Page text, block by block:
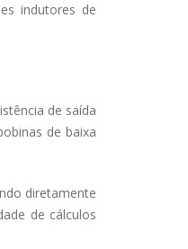
indutores de
de saída
de baixa
diretamente
de cálculos